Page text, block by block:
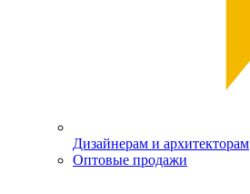
Дизайнерам и архитекторам
Оптовые продажи